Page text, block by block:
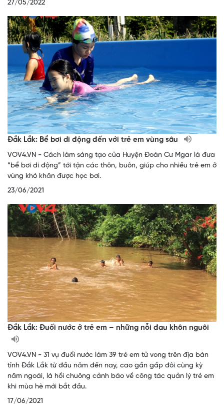
27/05/2022
Đắk Lắk: Bể bơi di động đến với trẻ em vùng sâu
VOV4.VN - Cách làm sáng tạo của Huyện Đoàn Cư Mgar là đưa
“bể bơi di động” tới tận các thôn, buôn, giúp cho nhiều trẻ em ở
vùng khó khăn được học bơi.
23/06/2021
Đắk Lắk: Đuối nước ở trẻ em – những nỗi đau khôn nguôi
VOV4.VN - 31 vụ đuối nước làm 39 trẻ em tử vong trên địa bàn
tỉnh Đắk Lắk từ đầu năm đến nay, cao gần gấp đôi cùng kỳ
năm ngoái, là hồi chuông cảnh báo về công tác quản lý trẻ em
khi mùa hè mới bắt đầu.
17/06/2021